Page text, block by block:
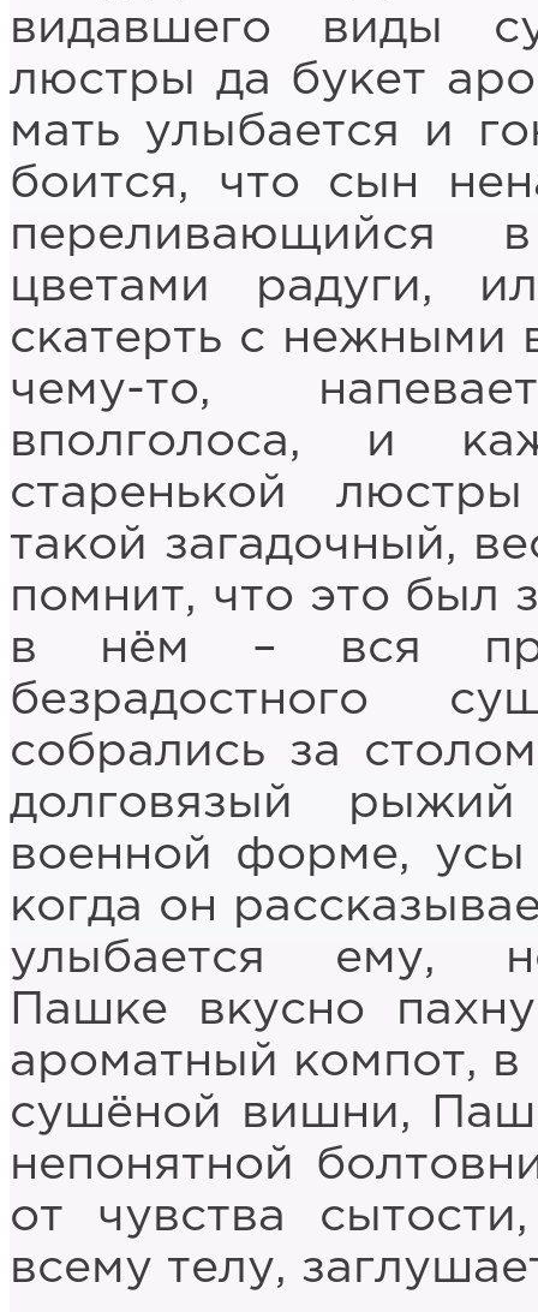
видавшего виды
люстры да букет
мать улыбается и
боится, что сын
переливающийся
цветами радуги,
скатерть с нежными
чему-то,
вполголоса, и
старенькой
такой загадочный,
помнит, что это был
в нём – вся
безрадостного
собрались за
долговязый
военной форме,
когда он
улыбается ему,
Пашке вкусно
ароматный компот, в
сушёной вишни,
непонятной
от чувства
всему телу,